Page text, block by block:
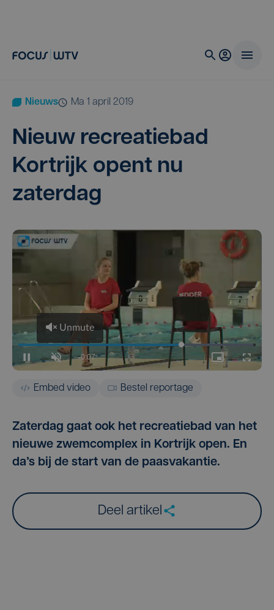
Nieuws ma 1 april 2019
Nieuw recre­a­tie­bad
Kort­rijk opent nu
zaterdag
Embed video Bestel reportage
Zaterdag gaat ook het recreatiebad van het
nieuwe zwemcomplex in Kortrijk open. En
da’s bij de start van de paasvakantie.
Deel artikel